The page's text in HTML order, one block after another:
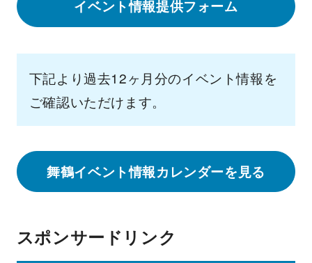
イベント情報提供フォーム
下記より過去12ヶ月分のイベント情報を
ご確認いただけます。
舞鶴イベント情報カレンダーを見る
スポンサードリンク